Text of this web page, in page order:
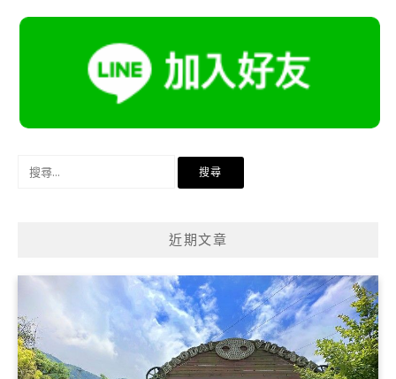
近期文章